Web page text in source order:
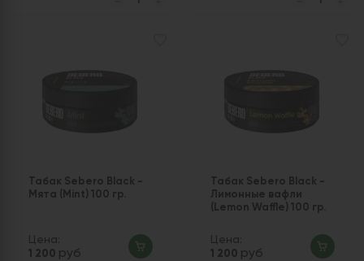
Табак Sebero Black -
Мята (Mint) 100 гр.
Цена:
1 200 руб
Табак Sebero Black -
Лимонные вафли
(Lemon Waffle) 100 гр.
Цена:
1 200 руб